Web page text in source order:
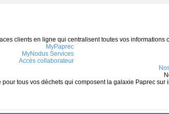
clients en ligne qui centralisent toutes vos informations
MyPaprec
MyNodus Services
Accès collaborateur
tous vos déchets qui composent la galaxie Paprec sur